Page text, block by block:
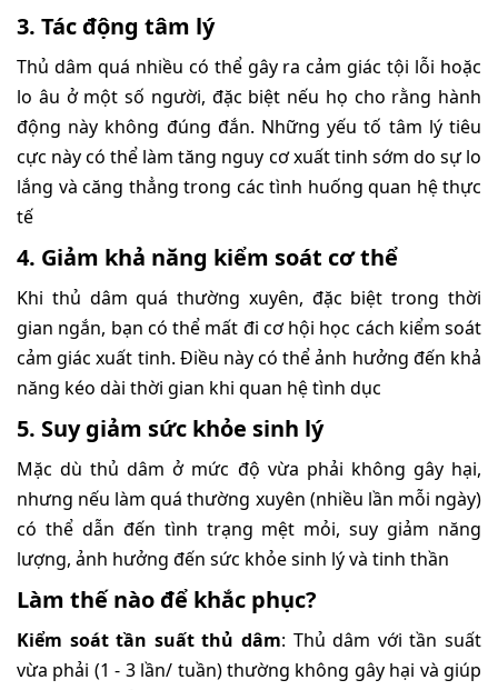
3. Tác động tâm lý
Thủ dâm quá nhiều có thể gây ra cảm giác tội lỗi hoặc
lo âu ở một số người, đặc biệt nếu họ cho rằng hành
động này không đúng đắn. Những yếu tố tâm lý tiêu
cực này có thể làm tăng nguy cơ xuất tinh sớm do sự lo
lắng và căng thẳng trong các tình huống quan hệ thực
tế
4. Giảm khả năng kiểm soát cơ thể
Khi thủ dâm quá thường xuyên, đặc biệt trong thời
gian ngắn, bạn có thể mất đi cơ hội học cách kiểm soát
cảm giác xuất tinh. Điều này có thể ảnh hưởng đến khả
năng kéo dài thời gian khi quan hệ tình dục
5. Suy giảm sức khỏe sinh lý
Mặc dù thủ dâm ở mức độ vừa phải không gây hại,
nhưng nếu làm quá thường xuyên (nhiều lần mỗi ngày)
có thể dẫn đến tình trạng mệt mỏi, suy giảm năng
lượng, ảnh hưởng đến sức khỏe sinh lý và tinh thần
Làm thế nào để khắc phục?
Kiểm soát tần suất thủ dâm: Thủ dâm với tần suất
vừa phải (1 - 3 lần/ tuần) thường không gây hại và giúp